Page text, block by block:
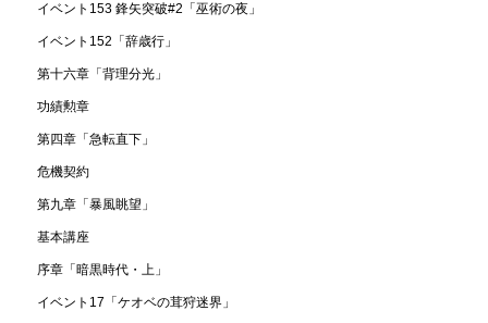
イベント153 鋒矢突破#2「巫術の夜」
イベント152「辞歳行」
第十六章「背理分光」
功績勲章
第四章「急転直下」
危機契約
第九章「暴風眺望」
基本講座
序章「暗黒時代・上」
イベント17「ケオベの茸狩迷界」